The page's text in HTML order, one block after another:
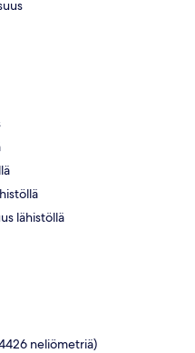
lähistöllä
neliömetriä)